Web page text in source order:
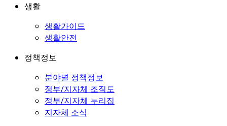
생활
생활가이드
생활안전
정책정보
분야별 정책정보
정부/지자체 조직도
정부/지자체 누리집
지자체 소식